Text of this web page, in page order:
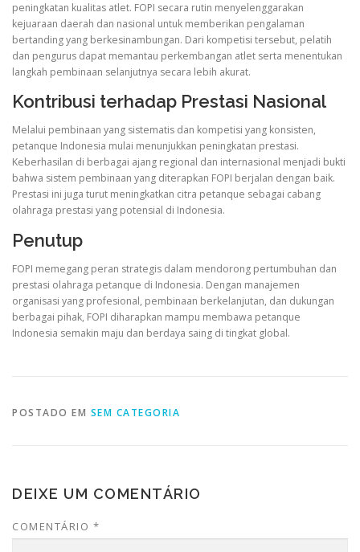
peningkatan kualitas atlet. FOPI secara rutin menyelenggarakan
kejuaraan daerah dan nasional untuk memberikan pengalaman
bertanding yang berkesinambungan. Dari kompetisi tersebut, pelatih
dan pengurus dapat memantau perkembangan atlet serta menentukan
langkah pembinaan selanjutnya secara lebih akurat.
Kontribusi terhadap Prestasi Nasional
Melalui pembinaan yang sistematis dan kompetisi yang konsisten,
petanque Indonesia mulai menunjukkan peningkatan prestasi.
Keberhasilan di berbagai ajang regional dan internasional menjadi bukti
bahwa sistem pembinaan yang diterapkan FOPI berjalan dengan baik.
Prestasi ini juga turut meningkatkan citra petanque sebagai cabang
olahraga prestasi yang potensial di Indonesia.
Penutup
FOPI memegang peran strategis dalam mendorong pertumbuhan dan
prestasi olahraga petanque di Indonesia. Dengan manajemen
organisasi yang profesional, pembinaan berkelanjutan, dan dukungan
berbagai pihak, FOPI diharapkan mampu membawa petanque
Indonesia semakin maju dan berdaya saing di tingkat global.
POSTADO EM SEM CATEGORIA
DEIXE UM COMENTÁRIO
COMENTÁRIO *